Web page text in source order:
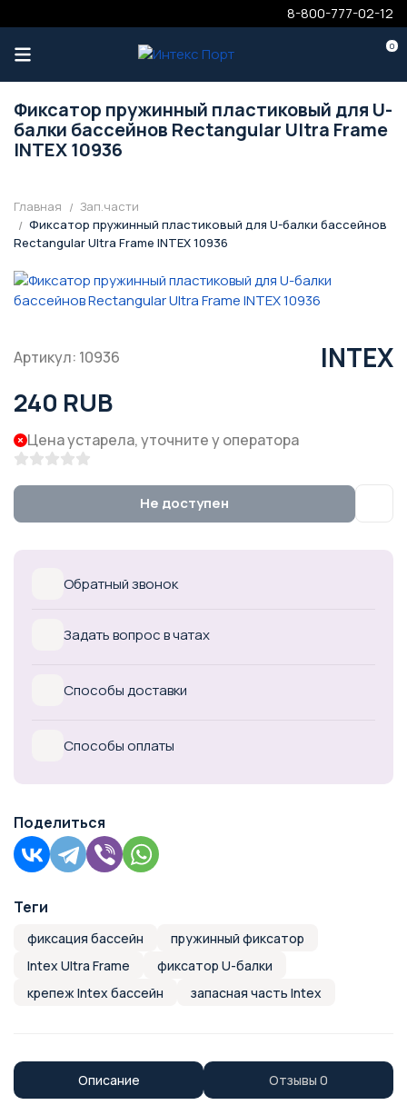
8-800-777-02-12
0
Фиксатор пружинный пластиковый для U-
балки бассейнов Rectangular Ultra Frame
INTEX 10936
Главная
Зап.части
Фиксатор пружинный пластиковый для U-балки бассейнов
Rectangular Ultra Frame INTEX 10936
Артикул: 10936 INTEX
240 RUB
Цена устарела, уточните у оператора
Не доступен
Обратный звонок
Задать вопрос в чатах
Способы доставки
Способы оплаты
Поделиться
Теги
фиксация бассейн
пружинный фиксатор
Intex Ultra Frame
фиксатор U-балки
крепеж Intex бассейн
запасная часть Intex
Описание Отзывы 0